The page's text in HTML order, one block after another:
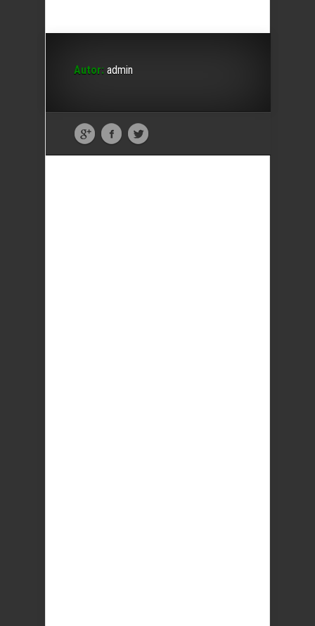
Autor: admin